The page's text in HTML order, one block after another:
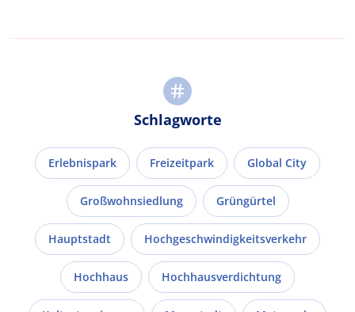
Schlagworte
Erlebnispark Freizeitpark Global City
Großwohnsiedlung Grüngürtel
Hauptstadt Hochgeschwindigkeitsverkehr
Hochhaus Hochhausverdichtung